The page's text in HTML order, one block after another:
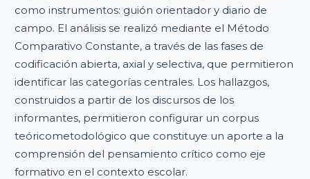
como instrumentos: guión orientador y diario de
campo. El análisis se realizó mediante el Método
Comparativo Constante, a través de las fases de
codificación abierta, axial y selectiva, que permitieron
identificar las categorías centrales. Los hallazgos,
construidos a partir de los discursos de los
informantes, permitieron configurar un corpus
teóricometodológico que constituye un aporte a la
comprensión del pensamiento crítico como eje
formativo en el contexto escolar.